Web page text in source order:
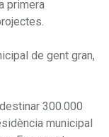
primera
de gent gran,
300.000
municipal